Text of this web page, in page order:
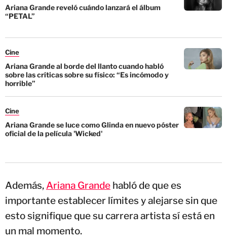
Ariana Grande reveló cuándo lanzará el álbum
“PETAL”
Cine
Ariana Grande al borde del llanto cuando habló
sobre las críticas sobre su físico: “Es incómodo y
horrible”
Cine
Ariana Grande se luce como Glinda en nuevo póster
oficial de la película 'Wicked'
Además,Ariana Grande habló de que es
importante establecer límites y alejarse sin que
esto signifique que su carrera artista sí está en
un mal momento.